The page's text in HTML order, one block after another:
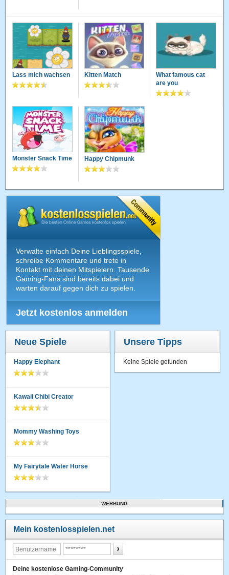
Lass mich wachsen Kitten Match
What famous cat
are you
Monster Snack Time Happy Chipmunk
Verwalte einfach Deine Lieblingsspiele,
schreibe Kommentare und trete in
Kontakt mit deinen Mitspielern. Tausende
Gaming-Fans sind bereits dabei und
warten darauf gegen dich zu spielen.
Jetzt kostenlos anmelden
Neue Spiele
Happy Elephant
Kawaii Chibi Creator
Mommy Washing Toys
My Fairytale Water Horse
Unsere Tipps
Keine Spiele gefunden
WERBUNG
Mein kostenlosspielen.net
Deine kostenlose Gaming-Community